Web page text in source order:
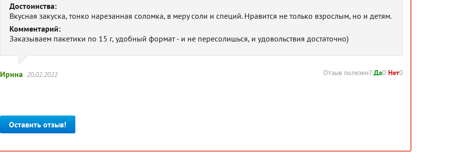
Достоинства:
Вкусная закуска, тонко нарезанная соломка, в меру соли и специй. Нравится не только взрослым, но и детям.
Комментарий:
Заказываем пакетики по 15 г, удобный формат - и не пересолишься, и удовольствия достаточно)
Ирина 20.02.2022 Отзыв полезен? Да0 Нет0
Оставить отзыв!